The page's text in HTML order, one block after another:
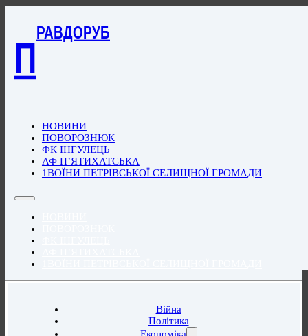
П
РАВДОРУБ
НОВИНИ
ПОВОРОЗНЮК
ФК ІНГУЛЕЦЬ
АФ П’ЯТИХАТСЬКА
1ВОЇНИ ПЕТРІВСЬКОЇ СЕЛИЩНОЇ ГРОМАДИ
Війна
Політика